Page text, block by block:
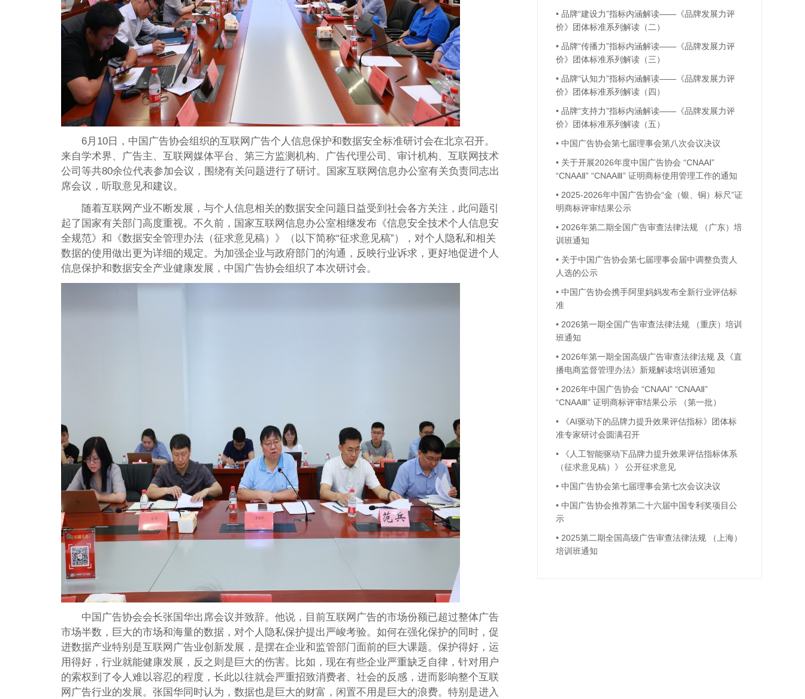
6月10日，中国广告协会组织的互联网广告个人信息保护和数据安全标准研讨会在北京召开。
来自学术界、广告主、互联网媒体平台、第三方监测机构、广告代理公司、审计机构、互联网技术
公司等共80余位代表参加会议，围绕有关问题进行了研讨。国家互联网信息办公室有关负责同志出
席会议，听取意见和建议。
随着互联网产业不断发展，与个人信息相关的数据安全问题日益受到社会各方关注，此问题引
起了国家有关部门高度重视。不久前，国家互联网信息办公室相继发布《信息安全技术个人信息安
全规范》和《数据安全管理办法（征求意见稿）》（以下简称“征求意见稿”），对个人隐私和相关
数据的使用做出更为详细的规定。为加强企业与政府部门的沟通，反映行业诉求，更好地促进个人
信息保护和数据安全产业健康发展，中国广告协会组织了本次研讨会。
中国广告协会会长张国华出席会议并致辞。他说，目前互联网广告的市场份额已超过整体广告
市场半数，巨大的市场和海量的数据，对个人隐私保护提出严峻考验。如何在强化保护的同时，促
进数据产业特别是互联网广告业创新发展，是摆在企业和监管部门面前的巨大课题。保护得好，运
用得好，行业就能健康发展，反之则是巨大的伤害。比如，现在有些企业严重缺乏自律，针对用户
的索权到了令人难以容忍的程度，长此以往就会严重招致消费者、社会的反感，进而影响整个互联
网广告行业的发展。张国华同时认为，数据也是巨大的财富，闲置不用是巨大的浪费。特别是进入
• 品牌“建设力”指标内涵解读——《品牌发展力评
价》团体标准系列解读（二）
• 品牌“传播力”指标内涵解读——《品牌发展力评
价》团体标准系列解读（三）
• 品牌“认知力”指标内涵解读——《品牌发展力评
价》团体标准系列解读（四）
• 品牌“支持力”指标内涵解读——《品牌发展力评
价》团体标准系列解读（五）
• 中国广告协会第七届理事会第八次会议决议
• 关于开展2026年度中国广告协会 “CNAAⅠ”
“CNAAⅡ” “CNAAⅢ” 证明商标使用管理工作的通知
• 2025-2026年中国广告协会“金（银、铜）标尺”证
明商标评审结果公示
• 2026年第二期全国广告审查法律法规 （广东）培
训班通知
• 关于中国广告协会第七届理事会届中调整负责人
人选的公示
• 中国广告协会携手阿里妈妈发布全新行业评估标
准
• 2026第一期全国广告审查法律法规 （重庆）培训
班通知
• 2026年第一期全国高级广告审查法律法规 及《直
播电商监督管理办法》新规解读培训班通知
• 2026年中国广告协会 “CNAAⅠ” “CNAAⅡ”
“CNAAⅢ” 证明商标评审结果公示 （第一批）
•
《AI驱动下的品牌力提升效果评估指标》团体标
准专家研讨会圆满召开
•
《人工智能驱动下品牌力提升效果评估指标体系
（征求意见稿）》 公开征求意见
• 中国广告协会第七届理事会第七次会议决议
• 中国广告协会推荐第二十六届中国专利奖项目公
示
• 2025第二期全国高级广告审查法律法规 （上海）
培训班通知